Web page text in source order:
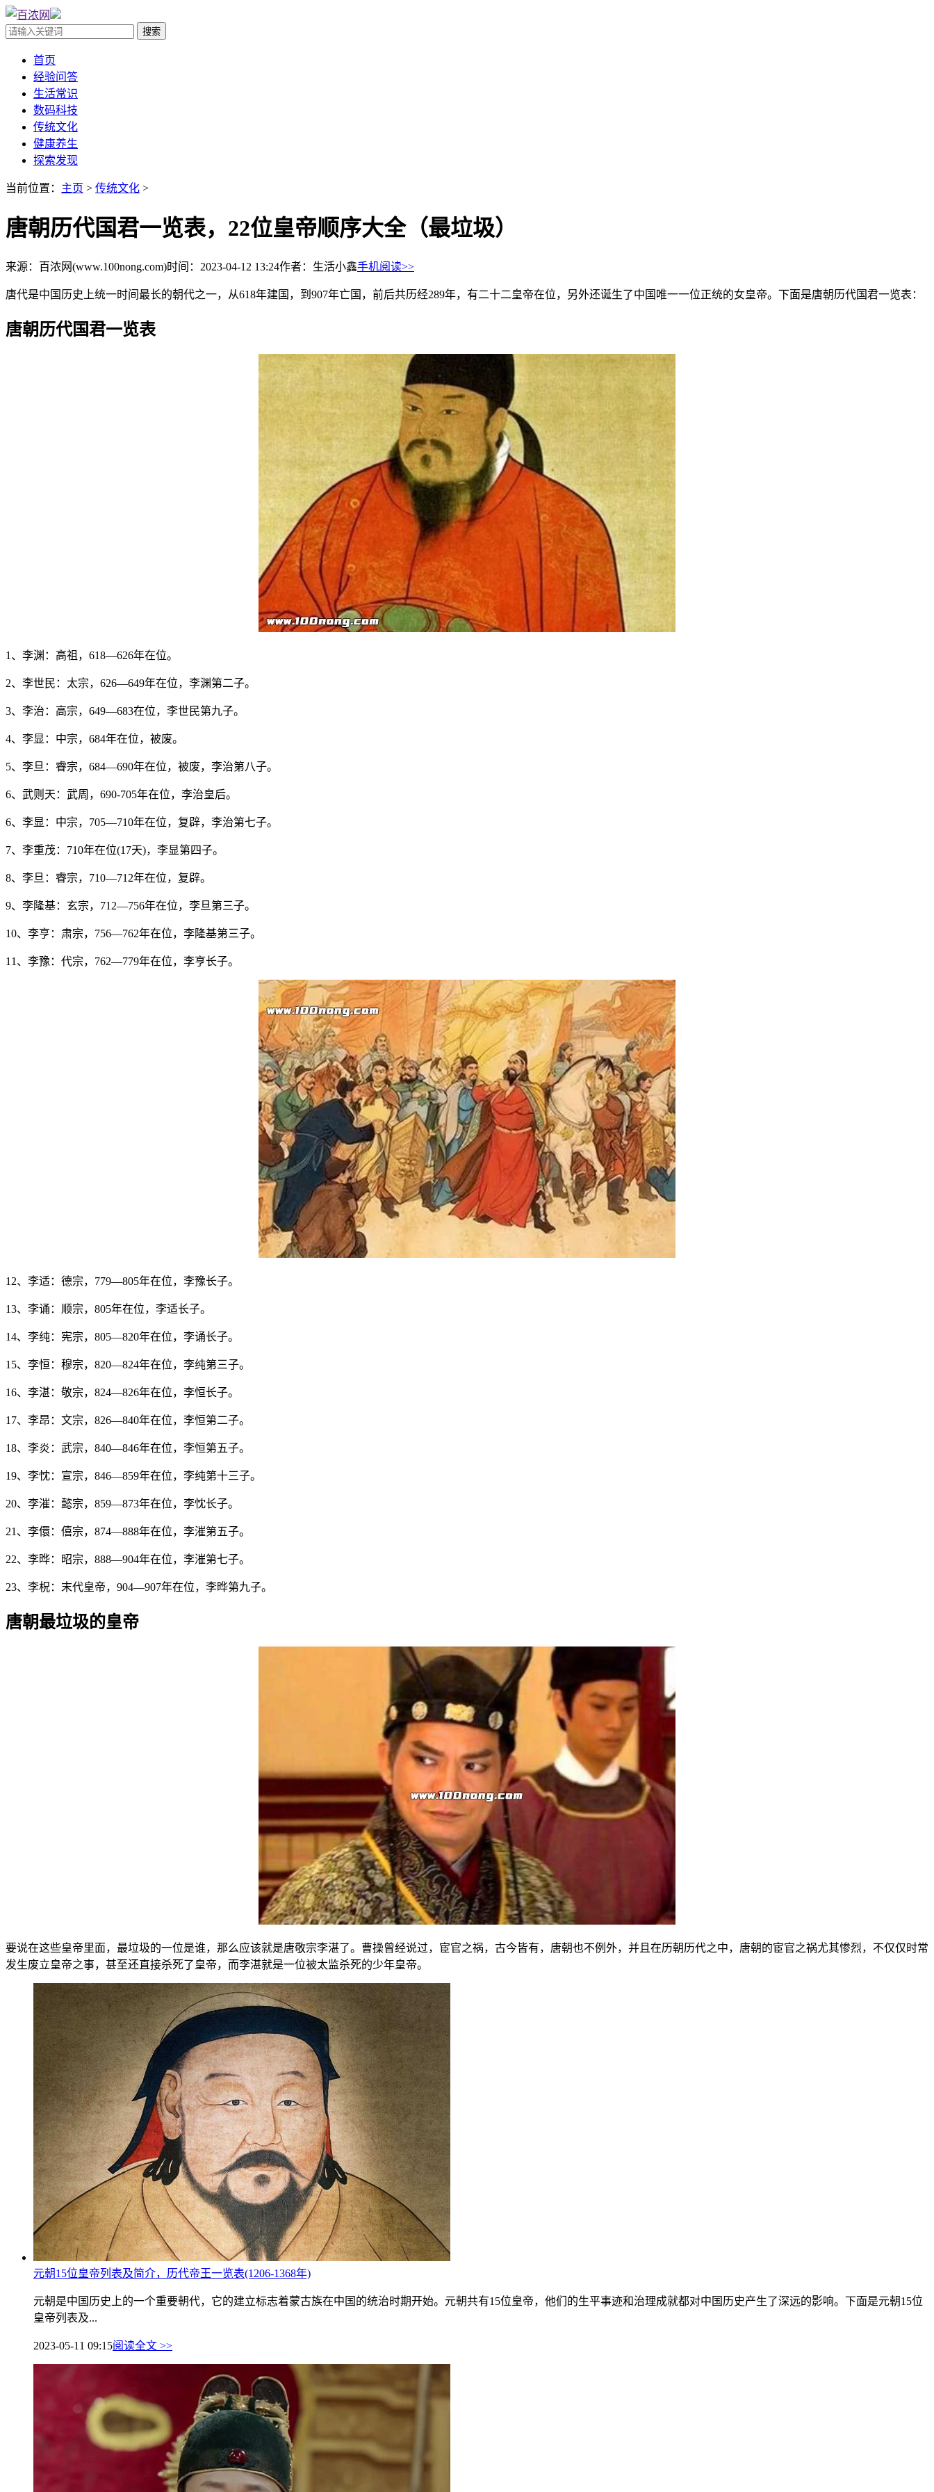
首页
经验问答
生活常识
数码科技
传统文化
健康养生
探索发现
当前位置： 主页 > 传统文化 >
唐朝历代国君一览表，22位皇帝顺序大全（最垃圾）
来源：百浓网(www.100nong.com)时间：2023-04-12 13:24作者：生活小鑫手机阅读>>
唐代是中国历史上统一时间最长的朝代之一，从618年建国，到907年亡国，前后共历经289年，有二十二皇帝在位，另外还诞生了中国唯一一位正统的女皇帝。下面是唐朝历代国君一览表：
唐朝历代国君一览表
1、李渊：高祖，618—626年在位。
2、李世民：太宗，626—649年在位，李渊第二子。
3、李治：高宗，649—683在位，李世民第九子。
4、李显：中宗，684年在位，被废。
5、李旦：睿宗，684—690年在位，被废，李治第八子。
6、武则天：武周，690-705年在位，李治皇后。
6、李显：中宗，705—710年在位，复辟，李治第七子。
7、李重茂：710年在位(17天)，李显第四子。
8、李旦：睿宗，710—712年在位，复辟。
9、李隆基：玄宗，712—756年在位，李旦第三子。
10、李亨：肃宗，756—762年在位，李隆基第三子。
11、李豫：代宗，762—779年在位，李亨长子。
12、李适：德宗，779—805年在位，李豫长子。
13、李诵：顺宗，805年在位，李适长子。
14、李纯：宪宗，805—820年在位，李诵长子。
15、李恒：穆宗，820—824年在位，李纯第三子。
16、李湛：敬宗，824—826年在位，李恒长子。
17、李昂：文宗，826—840年在位，李恒第二子。
18、李炎：武宗，840—846年在位，李恒第五子。
19、李忱：宣宗，846—859年在位，李纯第十三子。
20、李漼：懿宗，859—873年在位，李忱长子。
21、李儇：僖宗，874—888年在位，李漼第五子。
22、李晔：昭宗，888—904年在位，李漼第七子。
23、李柷：末代皇帝，904—907年在位，李晔第九子。
唐朝最垃圾的皇帝
要说在这些皇帝里面，最垃圾的一位是谁，那么应该就是唐敬宗李湛了。曹操曾经说过，宦官之祸，古今皆有，唐朝也不例外，并且在历朝历代之中，唐朝的宦官之祸尤其惨烈，不仅仅时常
发生废立皇帝之事，甚至还直接杀死了皇帝，而李湛就是一位被太监杀死的少年皇帝。
元朝15位皇帝列表及简介，历代帝王一览表(1206-1368年)
元朝是中国历史上的一个重要朝代，它的建立标志着蒙古族在中国的统治时期开始。元朝共有15位皇帝，他们的生平事迹和治理成就都对中国历史产生了深远的影响。下面是元朝15位
皇帝列表及...
2023-05-11 09:15阅读全文 >>